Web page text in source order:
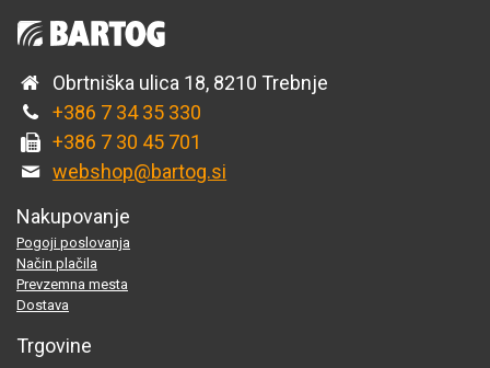
Obrtniška ulica 18, 8210 Trebnje
+386 7 34 35 330
+386 7 30 45 701
webshop@bartog.si
Nakupovanje
Pogoji poslovanja
Način plačila
Prevzemna mesta
Dostava
Trgovine